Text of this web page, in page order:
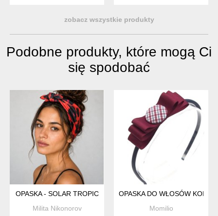
zobacz wszystkie produkty
Podobne produkty, które mogą Ci
się spodobać
OPASKA - SOLAR TROPIC
Milita Nikonorov
OPASKA DO WŁOSÓW
Momilio